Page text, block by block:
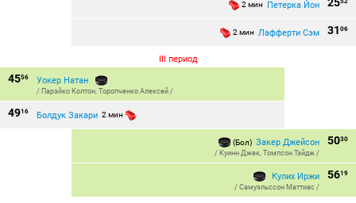
2 мин Петерка Йон
31 06
2 мин Лафферти Сэм
III период
4556 Уокер Натан
/ Парэйко Колтон, Торопченко Алексей /
4916 Болдук Закари 2 мин
5030
(Бол) Закер Джейсон
/ Куинн Джек, Томпсон Тэйдж /
5619
Кулих Иржи
/ Самуэльссон Маттиас /